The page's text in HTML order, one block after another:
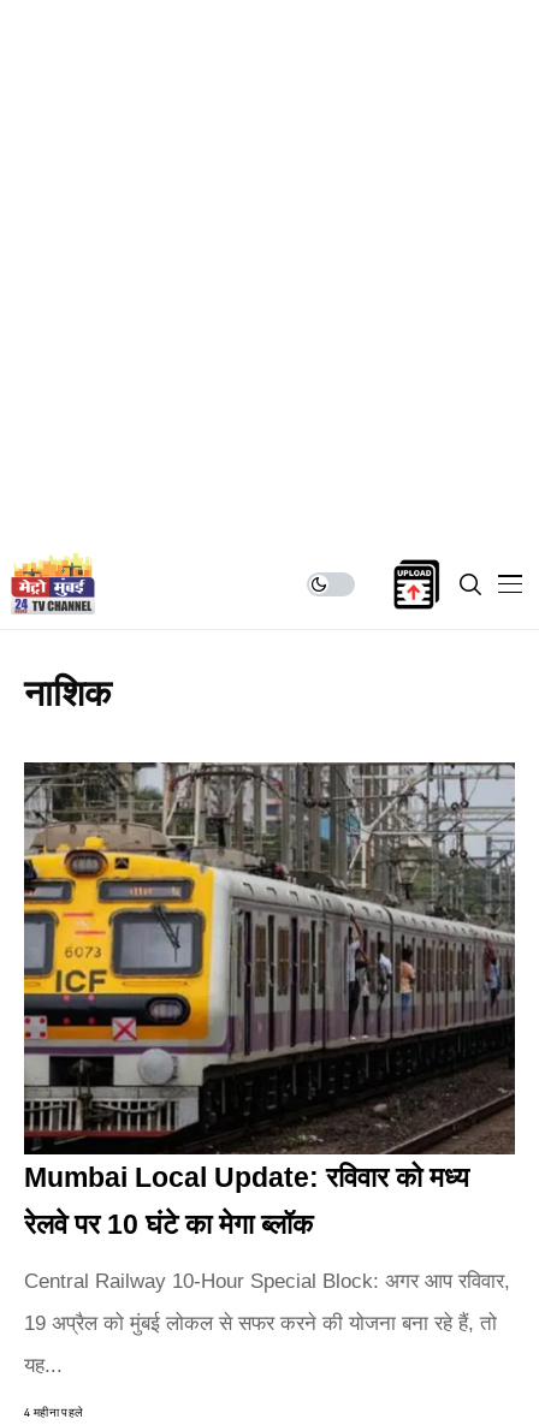
नाशिक
Mumbai Local Update: रविवार को मध्य
रेलवे पर 10 घंटे का मेगा ब्लॉक
Central Railway 10-Hour Special Block: अगर आप रविवार,
19 अप्रैल को मुंबई लोकल से सफर करने की योजना बना रहे हैं, तो
यह...
4 महीना पहले